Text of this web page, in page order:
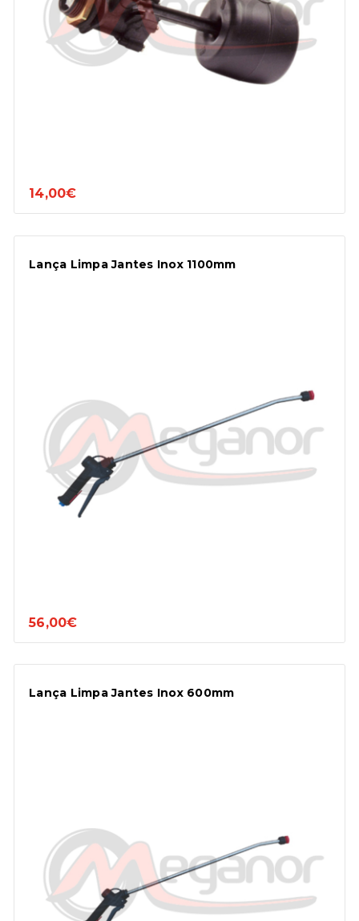
14,00€
Lança Limpa Jantes Inox 1100mm
56,00€
Lança Limpa Jantes Inox 600mm